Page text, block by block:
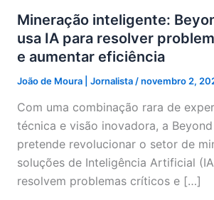
Mineração inteligente:
usa IA para resolver
e aumentar eficiência
João de Moura | Jornalista /novembro 2,
Com uma combinação rara de
técnica e visão inovadora, a
pretende revolucionar o setor de
soluções de Inteligência Artificial
resolvem problemas críticos e […]